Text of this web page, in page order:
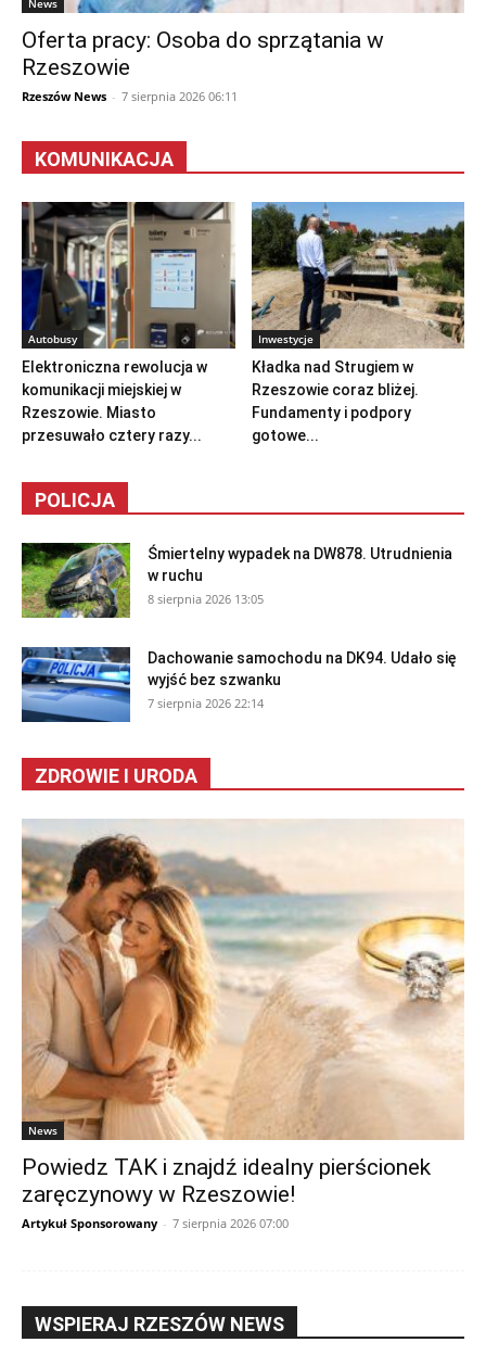
News
Oferta pracy: Osoba do sprzątania w
Rzeszowie
Rzeszów News - 7 sierpnia 2026 06:11
KOMUNIKACJA
Autobusy
Elektroniczna rewolucja w
komunikacji miejskiej w
Rzeszowie. Miasto
przesuwało cztery razy...
Inwestycje
Kładka nad Strugiem w
Rzeszowie coraz bliżej.
Fundamenty i podpory
gotowe...
POLICJA
Śmiertelny wypadek na DW878. Utrudnienia
w ruchu
8 sierpnia 2026 13:05
Dachowanie samochodu na DK94. Udało się
wyjść bez szwanku
7 sierpnia 2026 22:14
ZDROWIE I URODA
News
Powiedz TAK i znajdź idealny pierścionek
zaręczynowy w Rzeszowie!
Artykuł Sponsorowany - 7 sierpnia 2026 07:00
WSPIERAJ RZESZÓW NEWS